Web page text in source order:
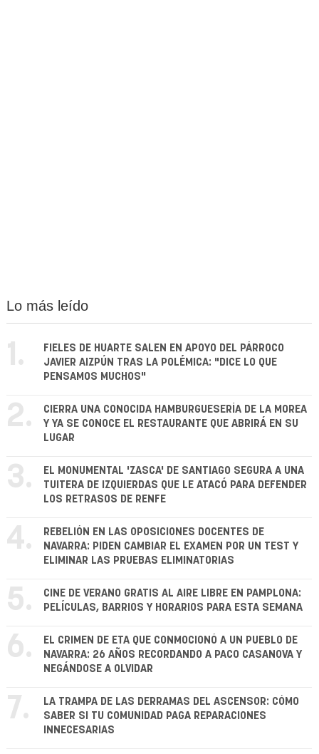
Lo más leído
1.
FIELES DE HUARTE SALEN EN APOYO DEL PÁRROCO
JAVIER AIZPÚN TRAS LA POLÉMICA: "DICE LO QUE
PENSAMOS MUCHOS"
2.
CIERRA UNA CONOCIDA HAMBURGUESERÍA DE LA MOREA
Y YA SE CONOCE EL RESTAURANTE QUE ABRIRÁ EN SU
LUGAR
3.
EL MONUMENTAL 'ZASCA' DE SANTIAGO SEGURA A UNA
TUITERA DE IZQUIERDAS QUE LE ATACÓ PARA DEFENDER
LOS RETRASOS DE RENFE
4.
REBELIÓN EN LAS OPOSICIONES DOCENTES DE
NAVARRA: PIDEN CAMBIAR EL EXAMEN POR UN TEST Y
ELIMINAR LAS PRUEBAS ELIMINATORIAS
5.
CINE DE VERANO GRATIS AL AIRE LIBRE EN PAMPLONA:
PELÍCULAS, BARRIOS Y HORARIOS PARA ESTA SEMANA
6.
EL CRIMEN DE ETA QUE CONMOCIONÓ A UN PUEBLO DE
NAVARRA: 26 AÑOS RECORDANDO A PACO CASANOVA Y
NEGÁNDOSE A OLVIDAR
7.
LA TRAMPA DE LAS DERRAMAS DEL ASCENSOR: CÓMO
SABER SI TU COMUNIDAD PAGA REPARACIONES
INNECESARIAS